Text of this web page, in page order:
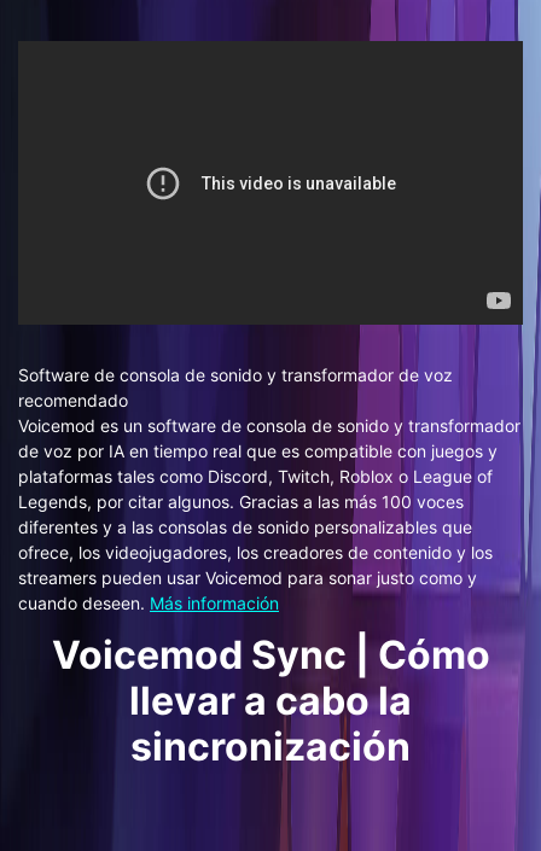
Software de consola de sonido y transformador de voz
recomendado
Voicemod es un software de consola de sonido y transformador
de voz por IA en tiempo real que es compatible con juegos y
plataformas tales como Discord, Twitch, Roblox o League of
Legends, por citar algunos. Gracias a las más 100 voces
diferentes y a las consolas de sonido personalizables que
ofrece, los videojugadores, los creadores de contenido y los
streamers pueden usar Voicemod para sonar justo como y
cuando deseen. Más información
Voicemod Sync | Cómo
llevar a cabo la
sincronización